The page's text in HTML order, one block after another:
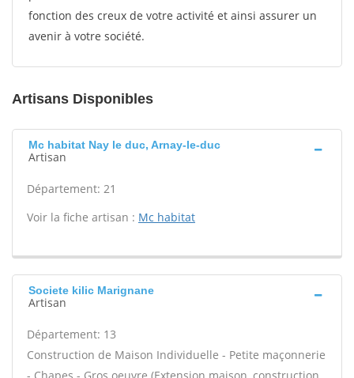
fonction des creux de votre activité et ainsi assurer un
avenir à votre société.
Artisans Disponibles
Mc habitat Nay le duc, Arnay-le-duc
Artisan
Département: 21
Voir la fiche artisan : Mc habitat
Societe kilic Marignane
Artisan
Département: 13
Construction de Maison Individuelle - Petite maçonnerie